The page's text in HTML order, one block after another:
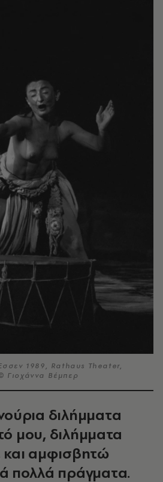
1989, Rathaus Theater,
Γιοχάννα Βέμπερ
διλήμματα
μου, διλήμματα
και αμφισβητώ
πολλά πράγματα.